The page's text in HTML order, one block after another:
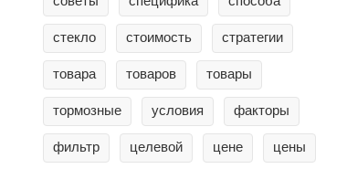
стекло стоимость стратегии
товара товаров товары
тормозные условия факторы
фильтр целевой цене цены